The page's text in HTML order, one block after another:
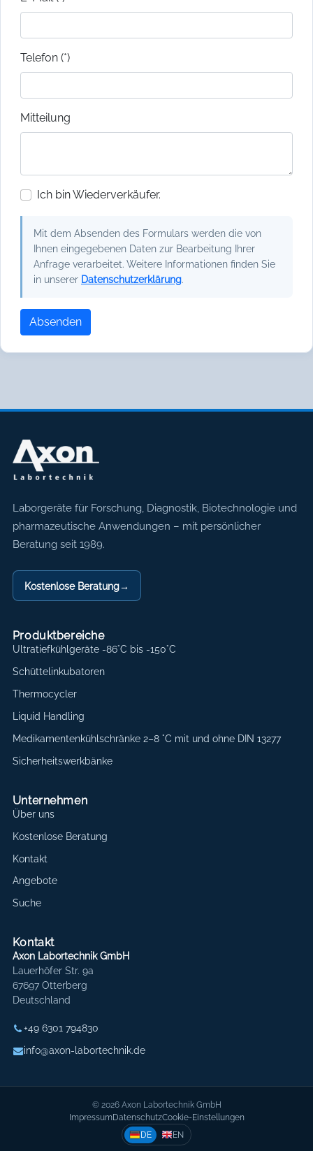
Telefon (*)
Mitteilung
Ich bin Wiederverkäufer.
Mit dem Absenden des Formulars werden die von
Ihnen eingegebenen Daten zur Bearbeitung Ihrer
Anfrage verarbeitet. Weitere Informationen finden Sie
in unserer Datenschutzerklärung.
Absenden
Axon Labortechnik
Laborgeräte für Forschung, Diagnostik, Biotechnologie und
pharmazeutische Anwendungen – mit persönlicher
Beratung seit 1989.
Kostenlose Beratung→
Produktbereiche
Ultratiefkühlgeräte -86°C bis -150°C
Schüttelinkubatoren
Thermocycler
Liquid Handling
Medikamentenkühlschränke 2–8 °C mit und ohne DIN 13277
Sicherheitswerkbänke
Unternehmen
Über uns
Kostenlose Beratung
Kontakt
Angebote
Suche
Kontakt
Axon Labortechnik GmbH
Lauerhöfer Str. 9a
67697 Otterberg
Deutschland
+49 6301 794830
info@axon-labortechnik.de
© 2026 Axon Labortechnik GmbH
ImpressumDatenschutzCookie-Einstellungen
DE
EN